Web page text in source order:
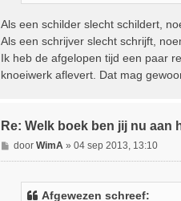
Als een schilder slecht schildert,
Als een schrijver slecht schrijft,
Ik heb de afgelopen tijd een paar
knoeiwerk aflevert. Dat mag
Re: Welk boek ben jij nu aan
B
e
door WimA » 04 sep 2013, 13:10
Afgewezen schreef: